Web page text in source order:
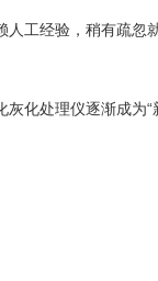
工经验，稍有疏忽
化处理仪逐渐成为